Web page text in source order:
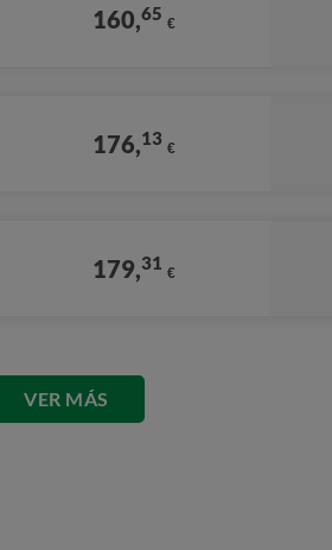
160,65 €
176,13 €
179,31 €
VER MÁS